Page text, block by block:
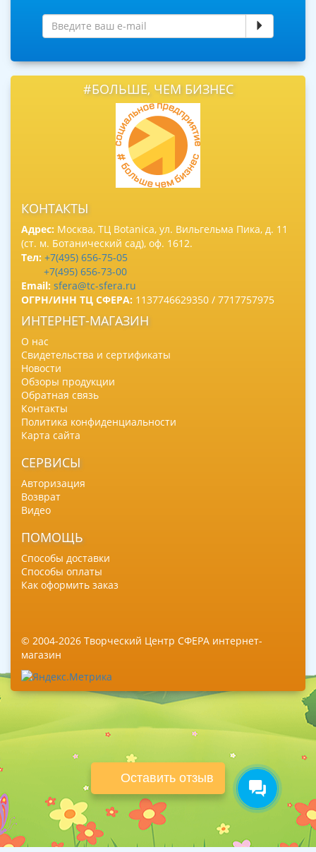
Оставить отзыв
#БОЛЬШЕ, ЧЕМ БИЗНЕС
КОНТАКТЫ
Адрес: Москва, ТЦ Botanica, ул. Вильгельма Пика, д. 11
(ст. м. Ботанический сад), оф. 1612.
Тел: +7(495) 656-75-05
+7(495) 656-73-00
Email: sfera@tc-sfera.ru
ОГРН/ИНН ТЦ СФЕРА: 1137746629350 / 7717757975
ИНТЕРНЕТ-МАГАЗИН
О нас
Свидетельства и сертификаты
Новости
Обзоры продукции
Обратная связь
Контакты
Политика конфиденциальности
Карта сайта
СЕРВИСЫ
Авторизация
Возврат
Видео
ПОМОЩЬ
Способы доставки
Способы оплаты
Как оформить заказ
© 2004-2026 Творческий Центр СФЕРА интернет-
магазин